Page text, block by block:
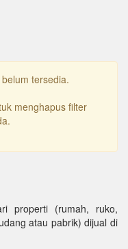
tersedia.
menghapus filter
properti (rumah, ruko,
atau pabrik) dijual di